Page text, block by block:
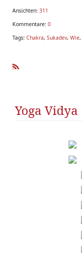
Ansichten: 311
Kommentare: 0
Tags: Chakra, Sukadev, Wie,
Yoga Vidya